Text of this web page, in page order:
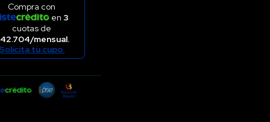
Compra con
en 3
cuotas de
mensual.
tu cupo.